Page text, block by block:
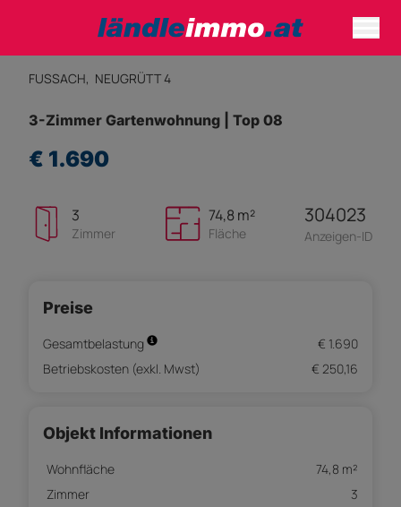
FUSSACH, NEUGRÜTT 4
3-Zimmer Gartenwohnung | Top 08
€ 1.690
3
Zimmer
74,8 m²
Fläche
304023
Anzeigen-ID
Preise
Gesamtbelastung
€ 1.690
Betriebskosten (exkl. Mwst)
€ 250,16
Objekt Informationen
Wohnfläche
74,8 m²
Zimmer
3